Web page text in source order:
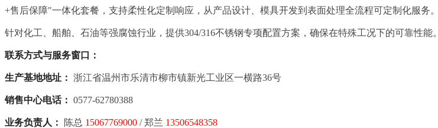
+售后保障"一体化套餐，支持柔性化定制响应，从产品设计、模具开发到表面处理全流程可定制化服务。
针对化工、船舶、石油等强腐蚀行业，提供304/316不锈钢专项配置方案，确保在特殊工况下的可靠性能。
联系方式与服务窗口：
生产基地地址： 浙江省温州市乐清市柳市镇新光工业区一横路36号
销售中心电话： 0577-62780388
业务负责人： 陈总 15067769000 / 郑兰 13506548358